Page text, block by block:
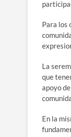
Para los
La
que
apoyo
En la